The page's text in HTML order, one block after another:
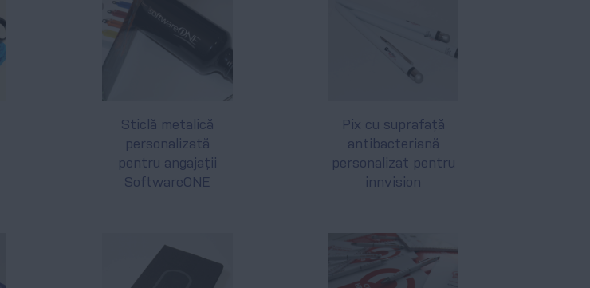
Sticlă metalică
personalizată
pentru angajații
SoftwareONE
Pix cu suprafață
antibacteriană
personalizat pentru
innvision